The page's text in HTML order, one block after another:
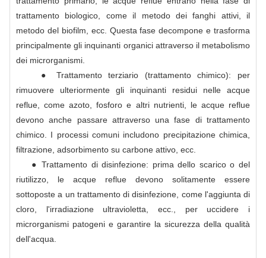
trattamento biologico, come il metodo dei fanghi attivi, il
metodo del biofilm, ecc. Questa fase decompone e trasforma
principalmente gli inquinanti organici attraverso il metabolismo
dei microrganismi.
● Trattamento terziario (trattamento chimico): per
rimuovere ulteriormente gli inquinanti residui nelle acque
reflue, come azoto, fosforo e altri nutrienti, le acque reflue
devono anche passare attraverso una fase di trattamento
chimico. I processi comuni includono precipitazione chimica,
filtrazione, adsorbimento su carbone attivo, ecc.
● Trattamento di disinfezione: prima dello scarico o del
riutilizzo, le acque reflue devono solitamente essere
sottoposte a un trattamento di disinfezione, come l'aggiunta di
cloro, l'irradiazione ultravioletta, ecc., per uccidere i
microrganismi patogeni e garantire la sicurezza della qualità
dell'acqua.